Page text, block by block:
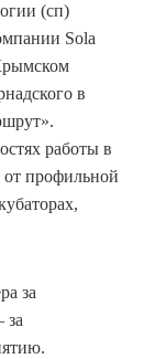
(сп)
Sola
в
работы в
от профильной
за
за